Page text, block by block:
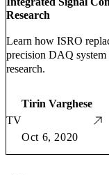
Research
Learn how ISRO
precision DAQ system
research.
TV
Tirin Varghese
Oct 6, 2020